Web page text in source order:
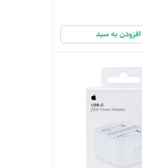
افزودن به سبد